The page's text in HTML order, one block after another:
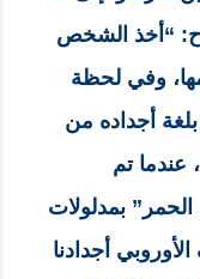
“أخذ الشخص
وفي لحظة
أجداده من
عندما تم
بمدلولات
أجدادنا